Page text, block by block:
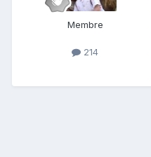
Membre
214